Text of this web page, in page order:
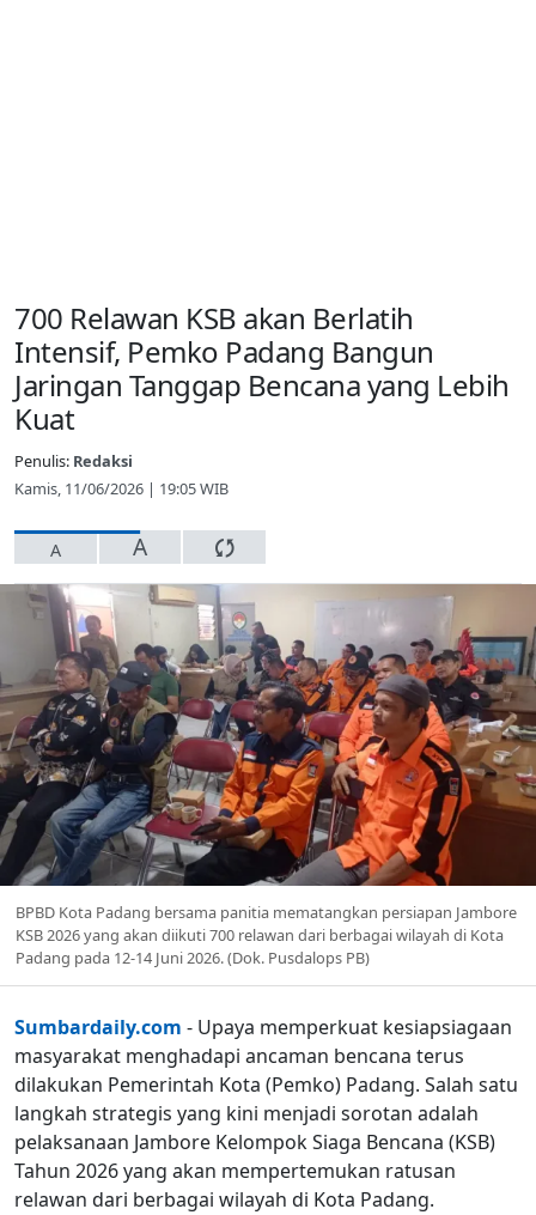
700 Relawan KSB akan Berlatih
Intensif, Pemko Padang Bangun
Jaringan Tanggap Bencana yang Lebih
Kuat
Penulis: Redaksi
Kamis, 11/06/2026 | 19:05 WIB
A A
BPBD Kota Padang bersama panitia mematangkan persiapan Jambore
KSB 2026 yang akan diikuti 700 relawan dari berbagai wilayah di Kota
Padang pada 12-14 Juni 2026. (Dok. Pusdalops PB)
Sumbardaily.com - Upaya memperkuat kesiapsiagaan
masyarakat menghadapi ancaman bencana terus
dilakukan Pemerintah Kota (Pemko) Padang. Salah satu
langkah strategis yang kini menjadi sorotan adalah
pelaksanaan Jambore Kelompok Siaga Bencana (KSB)
Tahun 2026 yang akan mempertemukan ratusan
relawan dari berbagai wilayah di Kota Padang.